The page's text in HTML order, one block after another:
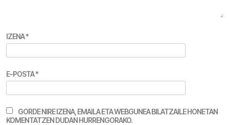
IZENA*
E-POSTA*
GORDE NIRE IZENA, EMAILA ETA WEBGUNEA BILATZAILE HONETAN
KOMENTATZEN DUDAN HURRENGORAKO.